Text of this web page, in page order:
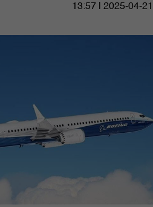
13:57 | 2025-04-21